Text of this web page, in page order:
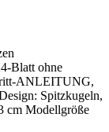
Blatt ohne
ANLEITUNG,
Spitzkugeln,
cm Modellgröße